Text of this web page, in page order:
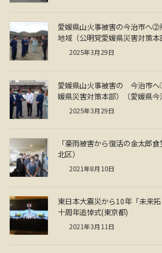
愛媛県山火事被害の今治市へ
地域（公明党愛媛県災害対策
2025年3月29日
愛媛県山火事被害の 今治市
媛県災害対策本部）（愛媛県今
2025年3月29日
「豪雨被害から復活の金太郎
北区）
2021年8月10日
東日本大震災から10年「未来
十周年追悼式(東京都)
2021年3月11日